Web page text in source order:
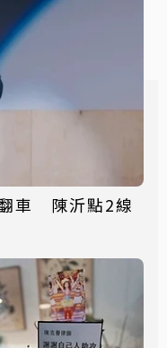
車 陳沂點2線